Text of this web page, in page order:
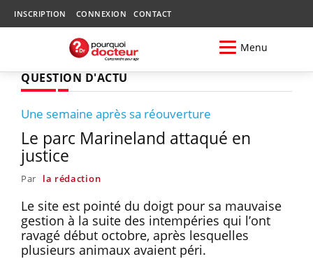
INSCRIPTION CONNEXION CONTACT
Menu
QUESTION D'ACTU
Une semaine après sa réouverture
Le parc Marineland attaqué en
justice
Par la rédaction
Le site est pointé du doigt pour sa mauvaise
gestion à la suite des intempéries qui l’ont
ravagé début octobre, après lesquelles
plusieurs animaux avaient péri.